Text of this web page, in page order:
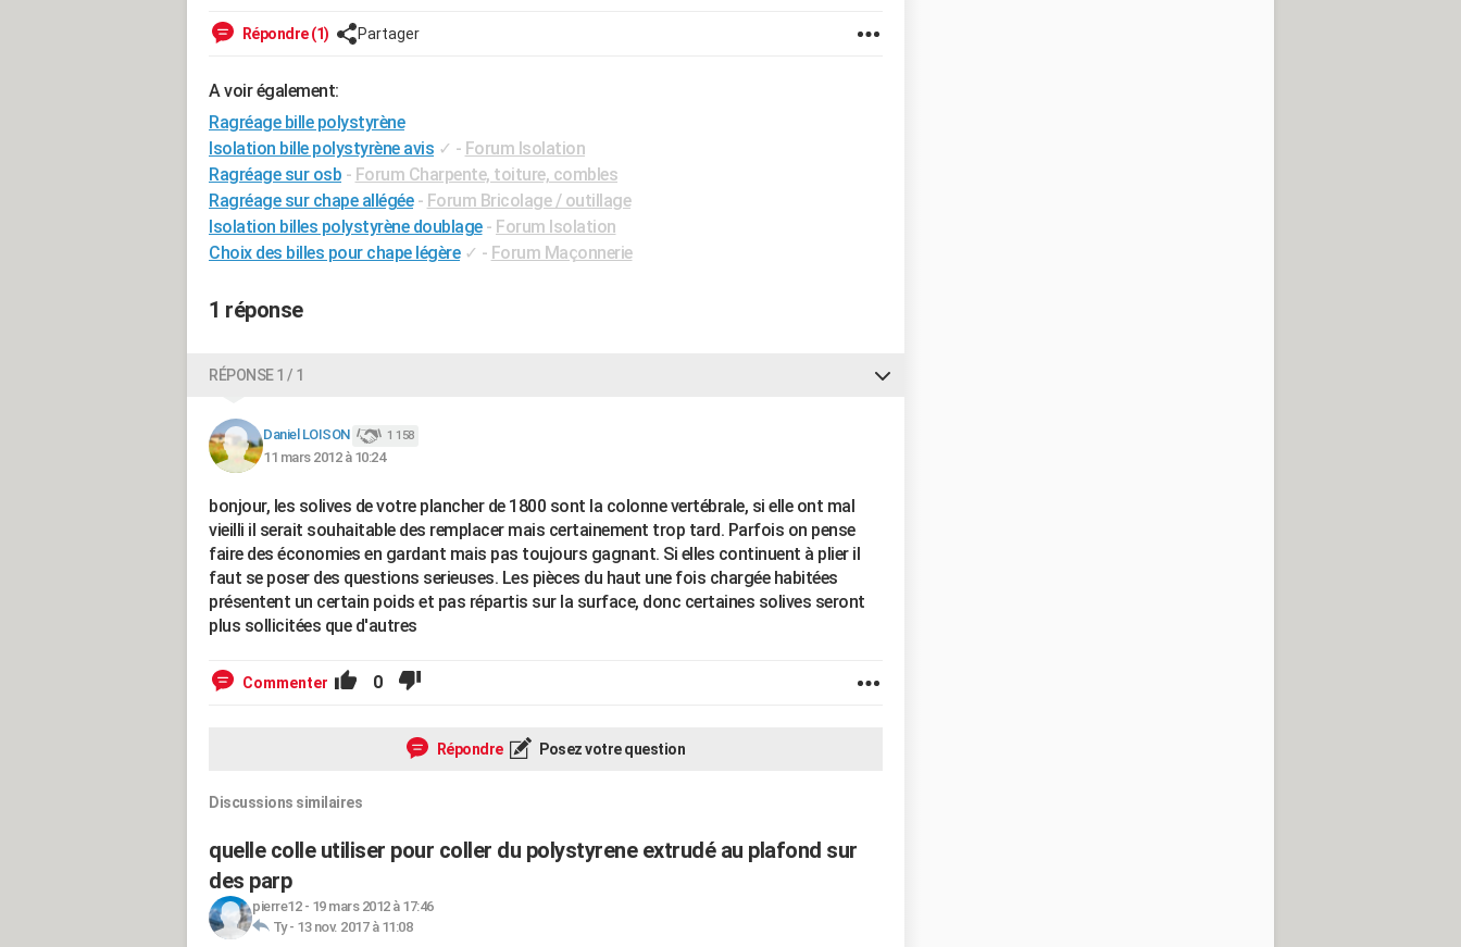
Répondre (1) Partager
A voir également:
Ragréage bille polystyrène
Isolation bille polystyrène avis ✓ - Forum Isolation
Ragréage sur osb - Forum Charpente, toiture, combles
Ragréage sur chape allégée - Forum Bricolage / outillage
Isolation billes polystyrène doublage - Forum Isolation
Choix des billes pour chape légère ✓ - Forum Maçonnerie
1 réponse
RÉPONSE 1 / 1
Daniel LOISON 1 158
11 mars 2012 à 10:24
bonjour, les solives de votre plancher de 1800 sont la colonne vertébrale, si elle ont mal
vieilli il serait souhaitable des remplacer mais certainement trop tard. Parfois on pense
faire des économies en gardant mais pas toujours gagnant. Si elles continuent à plier il
faut se poser des questions serieuses. Les pièces du haut une fois chargée habitées
présentent un certain poids et pas répartis sur la surface, donc certaines solives seront
plus sollicitées que d'autres
Commenter 0
Répondre Posez votre question
Discussions similaires
quelle colle utiliser pour coller du polystyrene extrudé au plafond sur
des parp
pierre12- 19 mars 2012 à 17:46
Ty- 13 nov. 2017 à 11:08